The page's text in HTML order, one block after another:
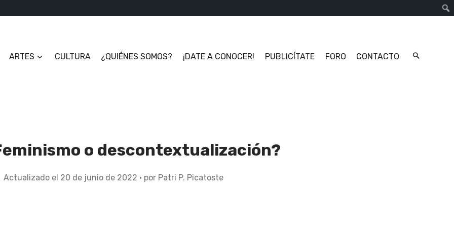
ARTES
CULTURA ¿QUIÉNES SOMOS? ¡DATE A CONOCER! PUBLICÍTATE FORO CONTACTO
o descontextualización?
Actualizado el 20 de junio de 2022 2 por Patri P. Picatoste